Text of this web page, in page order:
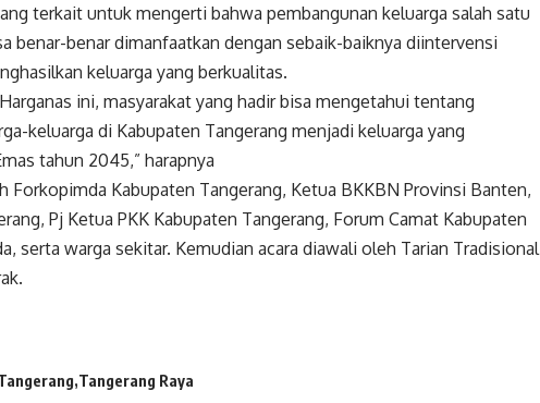
terkait untuk mengerti bahwa pembangunan keluarga salah satu
benar-benar dimanfaatkan dengan sebaik-baiknya diintervensi
keluarga yang berkualitas.
ini, masyarakat yang hadir bisa mengetahui tentang
keluarga di Kabupaten Tangerang menjadi keluarga yang
tahun 2045,” harapnya
Forkopimda Kabupaten Tangerang, Ketua BKKBN Provinsi Banten,
Pj Ketua PKK Kabupaten Tangerang, Forum Camat Kabupaten
serta warga sekitar. Kemudian acara diawali oleh Tarian Tradisional
Tangerang Raya